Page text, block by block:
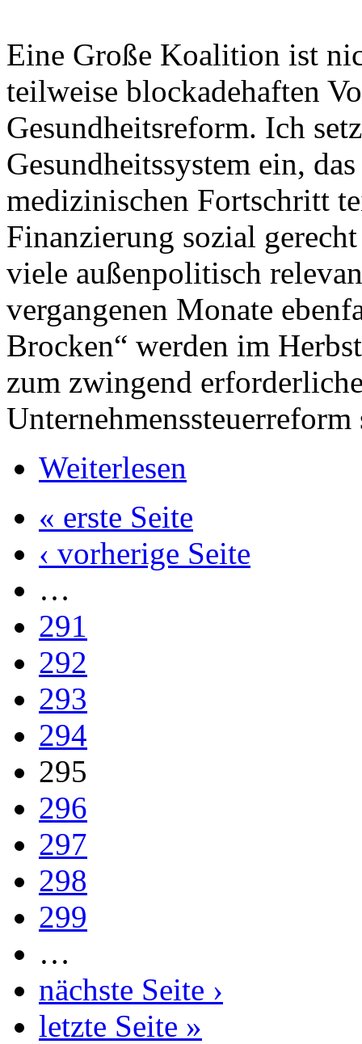
Eine Große Koalition ist
teilweise blockadehaften
Gesundheitsreform. Ich
Gesundheitssystem ein,
medizinischen Fortschritt
Finanzierung sozial
viele außenpolitisch
vergangenen Monate
Brocken“ werden im
zum zwingend
Unternehmenssteuerreform
Weiterlesen
« erste Seite
‹ vorherige Seite
…
291
292
293
294
295
296
297
298
299
…
nächste Seite ›
letzte Seite »